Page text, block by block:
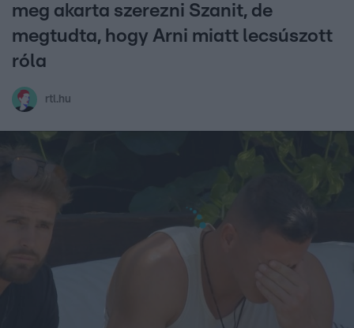
meg akarta szerezni Szanit, de
megtudta, hogy Arni miatt lecsúszott
róla
rtl.hu